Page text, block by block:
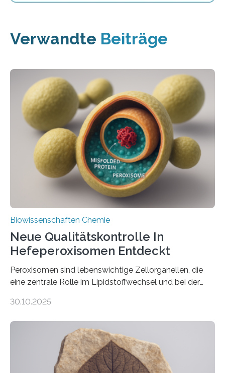
Verwandte Beiträge
Biowissenschaften Chemie
Neue Qualitätskontrolle In
Hefeperoxisomen Entdeckt
Peroxisomen sind lebenswichtige Zellorganellen, die
eine zentrale Rolle im Lipidstoffwechsel und bei der
erfüllen können, müssen zahlreiche Enzyme präzise in
der Ruhr-Universität Bochum um Prof. Dr. Ralf Erdmann
und Dr. Ismaila Francis Yusuf hat nun einen bislang
unbekannten Qualitätskontrollmechanismus des
peroxisomalen Proteintransports in der Bäckerhefe
30.10.2025